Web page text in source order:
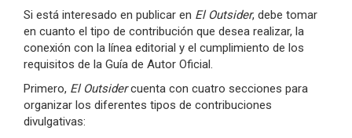
Si está interesado en publicar en El Outsider, debe tomar
en cuanto el tipo de contribución que desea realizar, la
conexión con la línea editorial y el cumplimiento de los
requisitos de la Guía de Autor Oficial.
Primero, El Outsidercuenta con cuatro secciones para
organizar los diferentes tipos de contribuciones
divulgativas: